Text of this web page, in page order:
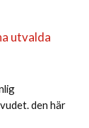
utvalda
den här